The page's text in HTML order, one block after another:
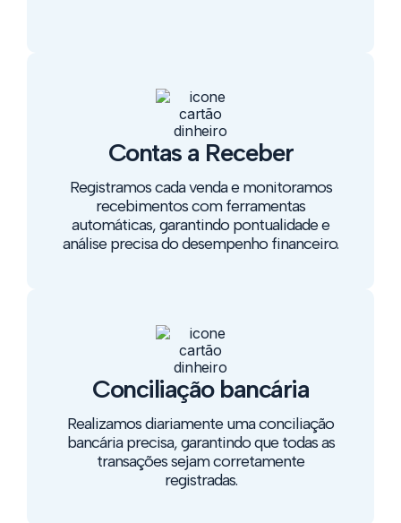
Contas a Receber
Registramos cada venda e monitoramos
recebimentos com ferramentas
automáticas, garantindo pontualidade e
análise precisa do desempenho financeiro.
Conciliação bancária
Realizamos diariamente uma conciliação
bancária precisa, garantindo que todas as
transações sejam corretamente
registradas.